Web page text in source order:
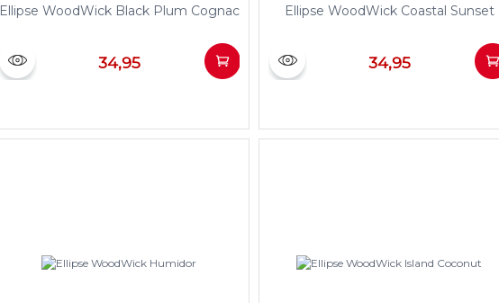
Ellipse WoodWick Black Plum Cognac
34,95
Ellipse WoodWick Coastal Sunset
34,95